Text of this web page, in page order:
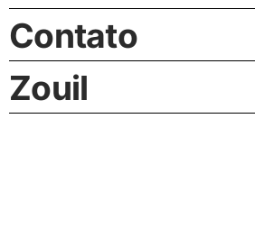
Contato
Zouil